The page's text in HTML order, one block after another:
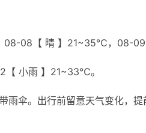
08【 晴 】21~35℃，08-09
小雨 】21~33℃。
雨伞。出行前留意天气变化，提